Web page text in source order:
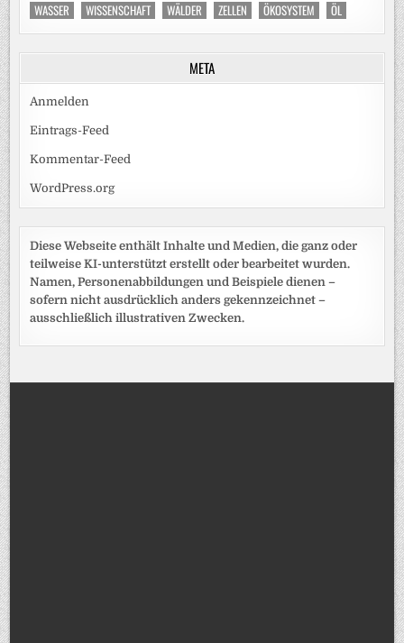
WASSER
WISSENSCHAFT WÄLDER ZELLEN ÖKOSYSTEM ÖL
META
Anmelden
Eintrags-Feed
Kommentar-Feed
WordPress.org
Diese Webseite enthält Inhalte und Medien, die ganz oder
teilweise KI-unterstützt erstellt oder bearbeitet wurden.
Namen, Personenabbildungen und Beispiele dienen –
sofern nicht ausdrücklich anders gekennzeichnet –
ausschließlich illustrativen Zwecken.